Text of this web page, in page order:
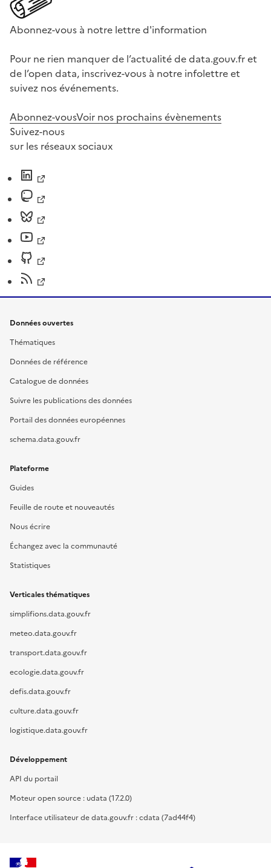
Abonnez-vous à notre lettre d'information
Pour ne rien manquer de l’actualité de data.gouv.fr et
de l’open data, inscrivez-vous à notre infolettre et
suivez nos événements.
Abonnez-vousVoir nos prochains évènements
Suivez-nous
sur les réseaux sociaux
Données ouvertes
Thématiques
Données de référence
Catalogue de données
Suivre les publications des données
Portail des données européennes
schema.data.gouv.fr
Plateforme
Guides
Feuille de route et nouveautés
Nous écrire
Échangez avec la communauté
Statistiques
Verticales thématiques
simplifions.data.gouv.fr
meteo.data.gouv.fr
transport.data.gouv.fr
ecologie.data.gouv.fr
defis.data.gouv.fr
culture.data.gouv.fr
logistique.data.gouv.fr
Développement
API du portail
Moteur open source : udata (17.2.0)
Interface utilisateur de data.gouv.fr : cdata (7ad44f4)